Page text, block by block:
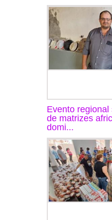
Evento
de matrizes
domi...